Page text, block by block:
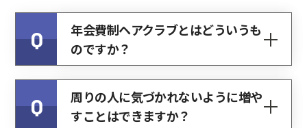
Q
年会費制ヘアクラブとはどういうも
のですか？
Q
周りの人に気づかれないように増や
すことはできますか？